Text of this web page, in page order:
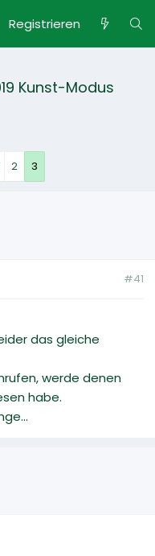
Registrieren
Kunst-Modus
2 3
#41
das gleiche
werde denen
habe.